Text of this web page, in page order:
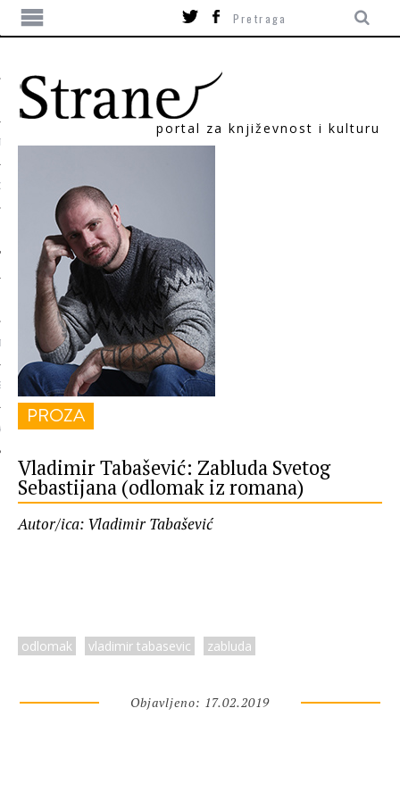
portal za književnost i kulturu
PROZA
Vladimir Tabašević: Zabluda Svetog
Sebastijana (odlomak iz romana)
Autor/ica: Vladimir Tabašević
odlomak vladimir tabasevic zabluda
Objavljeno: 17.02.2019